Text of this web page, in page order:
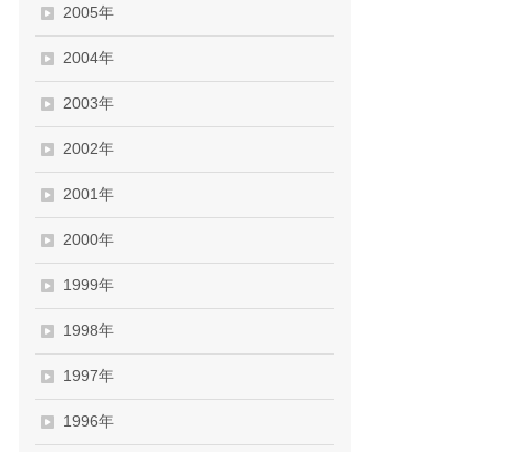
2005年
2004年
2003年
2002年
2001年
2000年
1999年
1998年
1997年
1996年